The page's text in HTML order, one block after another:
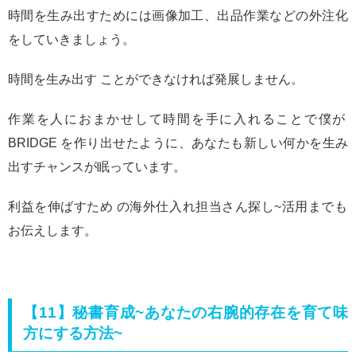
時間を生み出すためには画像加工、出品作業などの外注化
をしていきましょう。
時間を生み出す ことができなければ発展しません。
作業を人におまかせして時間を手に入れることで僕が
BRIDGE を作り出せたように、あなたも新しい何かを生み
出すチャンスが眠っています。
利益を伸ばすため の海外仕入れ担当さん探し~活用までも
お伝えします。
【11】秘書育成~あなたの右腕的存在を育て味
方にする方法~